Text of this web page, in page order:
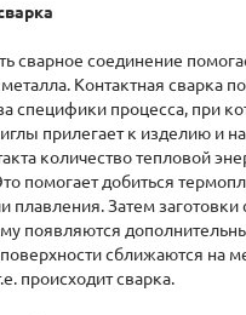
сварное соединение
Контактная сварка
специфики процесса, при
прилегает к изделию и
количество тепловой
помогает добиться
плавления. Затем заготовки
появляются
поверхности сближаются на
происходит сварка.